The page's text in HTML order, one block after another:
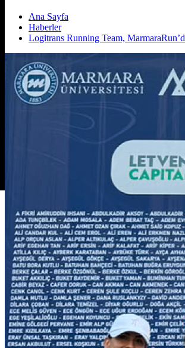
Ana Sayfa
Haberler
Logitrans Running Team,